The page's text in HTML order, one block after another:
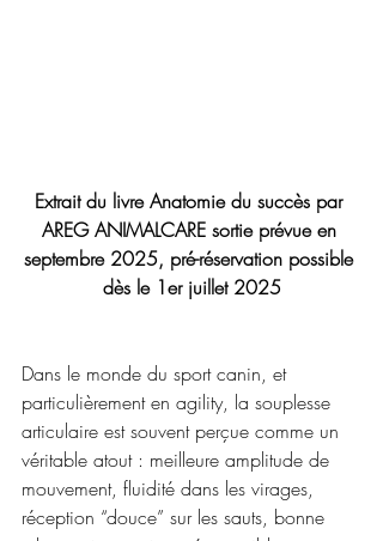
Extrait du livre Anatomie du succès par
AREG ANIMALCARE sortie prévue en
septembre 2025, pré-réservation possible
dès le 1er juillet 2025
Dans le monde du sport canin, et
particulièrement en agility, la souplesse
articulaire est souvent perçue comme un
véritable atout : meilleure amplitude de
mouvement, fluidité dans les virages,
réception “douce” sur les sauts, bonne